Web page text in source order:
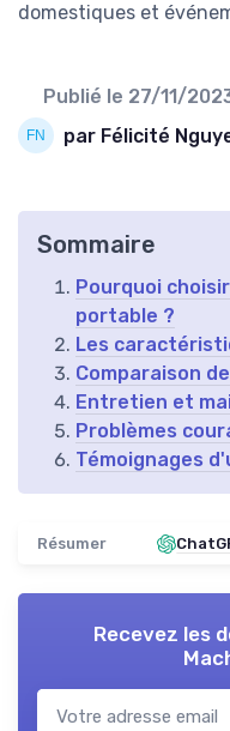
domestiques et
Publié le 27/11/
par Félicité
Sommaire
Pourquoi
portable ?
Les
Comparaison
Entretien et
Problèmes
Témoignages
Résumer
Recevez les